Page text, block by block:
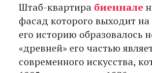
Штаб-квартира биеннале
фасад которого выходит
его историю образовалось
«древней» его частью
современного искусства,